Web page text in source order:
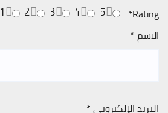
Rating
*
5
4
3
2
1
الاسم*
البريد الإلكتروني*